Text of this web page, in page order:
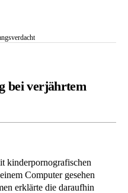
bei verjährtem
kinderpornografischen
Computer gesehen
erklärte die daraufhin